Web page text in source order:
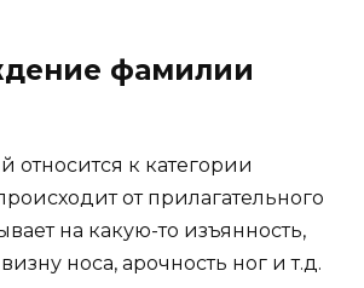
фамилии
к категории
от прилагательного
на какую-то изъянность,
носа, арочность ног и т.д.